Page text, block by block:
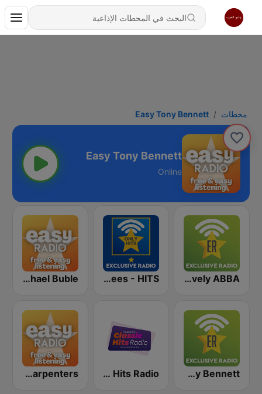
محطات Easy Tony Bennett
Easy Tony Bennett
Online
Exclusively ABBA
Exclusively Bee Gees - HITS
Easy Michael Buble
Exclusively Tony Bennett
Classic Hits Radio
Easy Carpenters